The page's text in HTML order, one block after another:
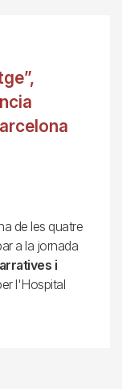
de les quatre
a la jornada
i
l'Hospital